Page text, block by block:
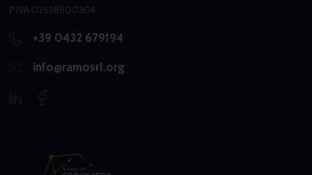
P.IVA 02638800306
+39 0432 679194
info@ramosrl.org